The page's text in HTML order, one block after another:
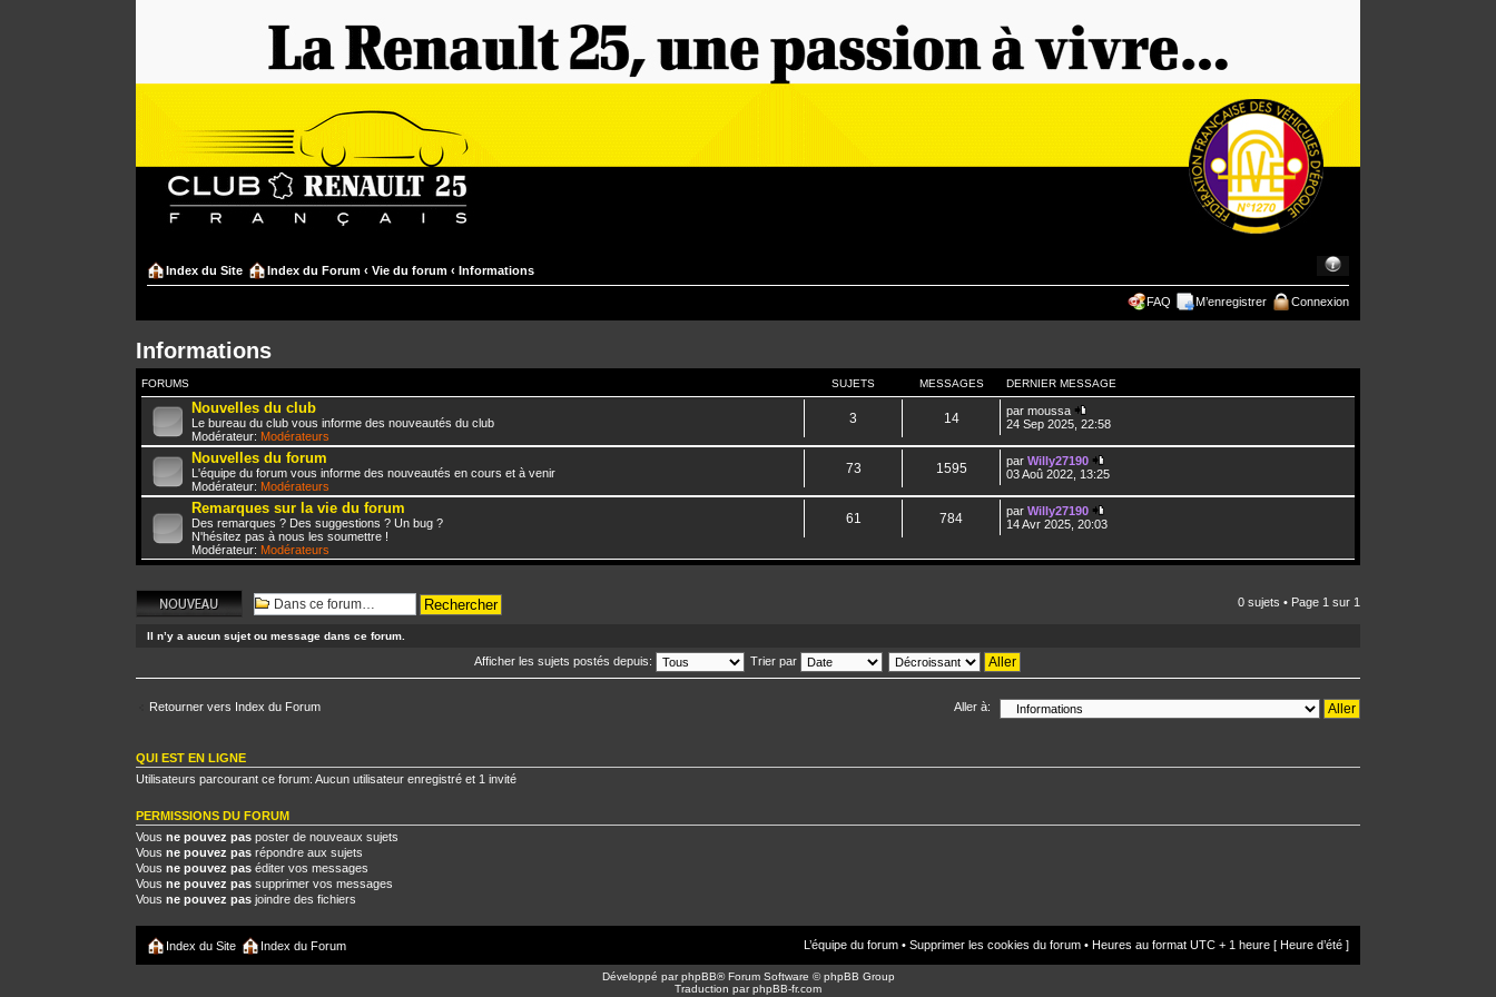
Index du Site Index du Forum ‹ Vie du forum ‹ Informations
FAQ M’enregistrer Connexion
Informations
FORUMS SUJETS MESSAGES DERNIER MESSAGE
Nouvelles du club
Le bureau du club vous informe des nouveautés du club
Modérateur: Modérateurs
3 14 parmoussa
24 Sep 2025, 22:58
Nouvelles du forum
L'équipe du forum vous informe des nouveautés en cours et à venir
Modérateur: Modérateurs
73 1595 parWilly27190
03 Aoû 2022, 13:25
Remarques sur la vie du forum
Des remarques ? Des suggestions ? Un bug ?
N'hésitez pas à nous les soumettre !
Modérateur: Modérateurs
61 784 parWilly27190
14 Avr 2025, 20:03
Écrire un nouveau
sujet
0 sujets • Page 1 sur 1
Il n’y a aucun sujet ou message dans ce forum.
Afficher les sujets postés depuis: Trier par
Retourner vers Index du Forum Aller à:
QUI EST EN LIGNE
Utilisateurs parcourant ce forum: Aucun utilisateur enregistré et 1 invité
PERMISSIONS DU FORUM
Vous ne pouvez pas poster de nouveaux sujets
Vous ne pouvez pas répondre aux sujets
Vous ne pouvez pas éditer vos messages
Vous ne pouvez pas supprimer vos messages
Vous ne pouvez pas joindre des fichiers
Index du Site Index du Forum L’équipe du forum • Supprimer les cookies du forum • Heures au format UTC + 1 heure [ Heure d’été ]
Développé parphpBB® Forum Software © phpBB Group
Traduction parphpBB-fr.com